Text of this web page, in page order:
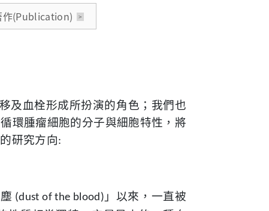
作(Publication)
及血栓形成所扮演的角色；我們也
環腫瘤細胞的分子與細胞特性，將
研究方向:
(dust of the blood) 」以來，一直被